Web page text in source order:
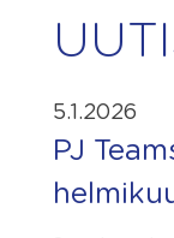
5.1.2026
PJ